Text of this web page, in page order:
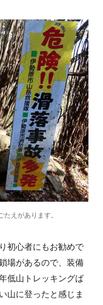
えがあります。
初心者にもお勧めで
場があるので、装備
低山トレッキングば
山に登ったと感じま